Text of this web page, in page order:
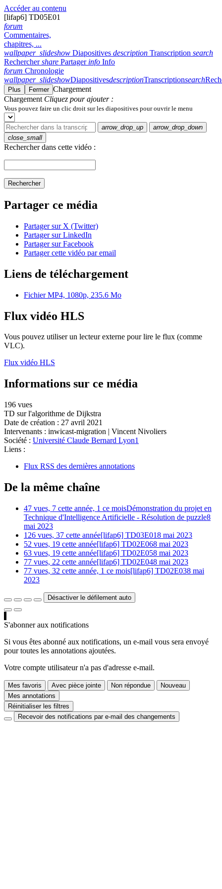
Accéder au contenu
[lifap6] TD05E01
forum
Commentaires,
chapitres, ...
wallpaper_slideshow Diapositives description Transcription search
Rechercher share Partager info Info
forum Chronologie
wallpaper_slideshowDiapositivesdescriptionTranscriptionsearch
Plus Fermer Chargement
Chargement Cliquez pour ajouter :
Vous pouvez faire un clic droit sur les diapositives pour ouvrir le menu
arrow_drop_up
arrow_drop_down
close_small
Rechercher dans cette vidéo :
Rechercher
Partager ce média
Partager sur X (Twitter)
Partager sur LinkedIn
Partager sur Facebook
Partager cette vidéo par email
Liens de téléchargement
Fichier MP4, 1080p, 235.6 Mo
Flux vidéo HLS
Vous pouvez utiliser un lecteur externe pour lire le flux (comme
VLC).
Flux vidéo HLS
Informations sur ce média
196 vues
TD sur l'algorithme de Dijkstra
Date de création : 27 avril 2021
Intervenants : inwicast-migration | Vincent Nivoliers
Société : Université Claude Bernard Lyon1
Liens :
Flux RSS des dernières annotations
De la même chaîne
47 vues, 7 cette année, 1 ce moisDémonstration du projet en
Technique d'Intelligence Artificielle - Résolution de puzzle8
mai 2023
126 vues, 37 cette année[lifap6] TD03E018 mai 2023
52 vues, 19 cette année[lifap6] TD02E068 mai 2023
63 vues, 19 cette année[lifap6] TD02E058 mai 2023
77 vues, 22 cette année[lifap6] TD02E048 mai 2023
77 vues, 32 cette année, 1 ce mois[lifap6] TD02E038 mai
2023
Désactiver le défilement auto
S'abonner aux notifications
Si vous êtes abonné aux notifications, un e-mail vous sera envoyé
pour toutes les annotations ajoutées.
Votre compte utilisateur n'a pas d'adresse e-mail.
Mes favoris Avec pièce jointe Non répondue
Nouveau
Mes annotations
Réinitialiser les filtres
Recevoir des notifications par e-mail des changements